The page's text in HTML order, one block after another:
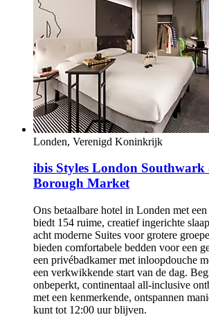
Londen, Verenigd Koninkrijk
ibis Styles London
Borough Market
Ons betaalbare hotel in Londen met
biedt 154 ruime, creatief ingerichte
acht moderne Suites voor grotere
bieden comfortabele bedden voor een
een privébadkamer met inloopdouche
een verkwikkende start van de dag.
onbeperkt, continentaal all-inclusive
met een kenmerkende, ontspannen
kunt tot 12:00 uur blijven.